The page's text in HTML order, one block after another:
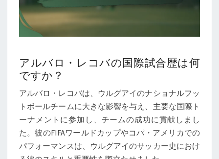
アルバロ・レコバの国際試合歴は何
ですか？
アルバロ・レコバは、ウルグアイのナショナルフッ
トボールチームに大きな影響を与え、主要な国際ト
ーナメントに参加し、チームの成功に貢献しまし
た。彼のFIFAワールドカップやコパ・アメリカでの
パフォーマンスは、ウルグアイのサッカー史におけ